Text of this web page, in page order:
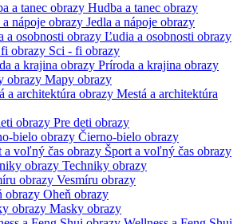
Hudba a tanec obrazy
Jedla a nápoje obrazy
Ľudia a osobnosti obrazy
Sci - fi obrazy
Príroda a krajina obrazy
Mapy obrazy
Mestá a architektúra
Pre deti obrazy
Čierno-bielo obrazy
Šport a voľný čas obrazy
Techniky obrazy
Vesmíru obrazy
Oheň obrazy
Masky obrazy